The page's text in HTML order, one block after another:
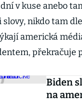
v kuse anebo
slovy, nikdo tam
americká
překračuje
Biden
na